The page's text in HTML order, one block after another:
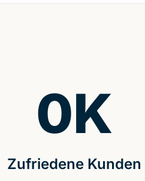
Zufriedene Kunden
0K